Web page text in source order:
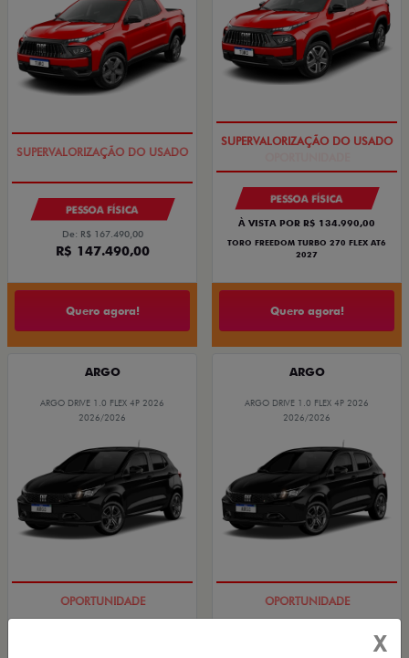
COM USADO NA TROCA
PESSOA FÍSICA
De: R$ 167.490,00
R$ 147.490,00
Quero agora!
OPORTUNIDADE
PESSOA FÍSICA
À VISTA POR R$ 134.990,00
TORO FREEDOM TURBO 270 FLEX AT6
2027
Quero agora!
ARGO
ARGO DRIVE 1.0 FLEX 4P 2026
2026/2026
ARGO
ARGO DRIVE 1.0 FLEX 4P 2026
2026/2026
X